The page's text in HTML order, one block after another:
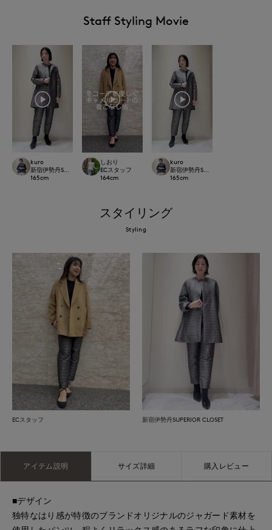
Staff Styling Movie
kuro
新宿伊勢丹SUPERIOR CLOSET
165cm
しおり
ECスタッフ
164cm
kuro
新宿伊勢丹SUPERIOR CLOSET
165cm
スタイリング
Styling
ECスタッフ 新宿伊勢丹SUPERIOR CLOSET
アイテム説明 サイズ詳細 購入レビュー
■デザイン
独特なはり感が特徴のブランドオリジナルのジャガード素材を